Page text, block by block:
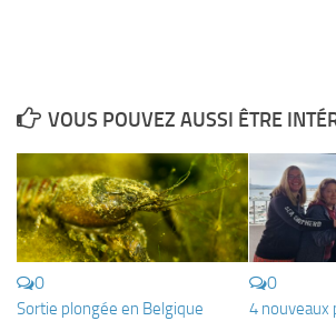
SORTIES
Sorties 2026
Sorties 2025
VOUS POUVEZ AUSSI ÊTRE
0
Sortie plongée en Belgique
0
4 nouveaux